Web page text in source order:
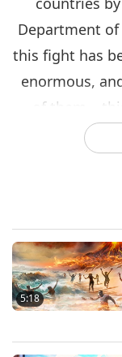
Department of
this fight has
enormous,
of them…
for which
fought. All
Shining
World
laureate,
Korean
5:18